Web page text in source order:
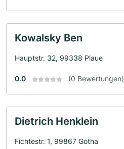
Kowalsky Ben
Hauptstr. 32, 99338 Plaue
0.0 (0 Bewertungen)
Dietrich Henklein
Fichtestr. 1, 99867 Gotha